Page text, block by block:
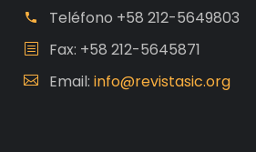
Teléfono +58 212-5649803
Fax: +58 212-5645871
Email: info@revistasic.org